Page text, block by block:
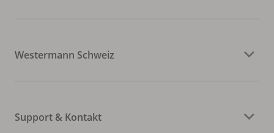
Westermann Schweiz
Support & Kontakt